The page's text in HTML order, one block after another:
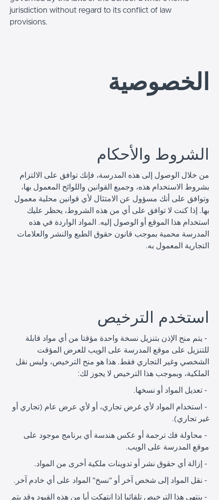
jurisdiction without regard to its conflict of law
provisions.
الخصوصية
الشروط والأحكام
من خلال الوصول إلى هذه المدرسة، فإنك توافق على الالتزام
بشروط الاستخدام هذه، وجميع القوانين واللوائح المعمول بها،
وتوافق على أنك مسؤول عن الامتثال لأي قوانين محلية معمول
بها. إذا كنت لا توافق على أي من هذه الشروط، يحظر عليك
استخدام هذا الموقع أو الوصول إليه. المواد الواردة في هذه
المدرسة محمية بموجب قانون حقوق الطبع والنشر والعلامات
التجارية المعمول به.
استخدم الترخيص
- يتم منح الإذن بتنزيل نسخة واحدة مؤقتا من أي مواد قابلة
للتنزيل على موقع المدرسة على الويب للعرض المؤقت
الشخصي وغير التجاري فقط. هذا هو منح الترخيص، وليس نقل
الملكية، وبموجب هذا الترخيص لا يجوز لك:
- تعديل المواد أو نسخها.
- استخدام المواد لأي غرض تجاري، أو لأي عرض عام (تجاري أو
غير تجاري).
- محاولة فك ترجمة أو عكس هندسة أي برنامج موجود على
موقع المدرسة على الويب.
- إزالة أي حقوق نشر أو تدوينات ملكية أخرى من المواد.
- نقل المواد إلى شخص آخر أو "نسخ" المواد على أي خادم آخر.
- ينتهي هذا الترخيص تلقائيا إذا انتهكت أيا من هذه القيود وقد يتم